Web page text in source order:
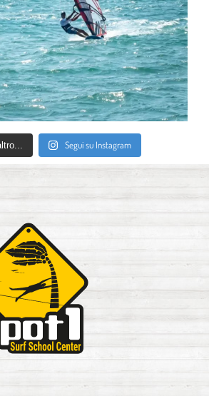
Segui su Instagram